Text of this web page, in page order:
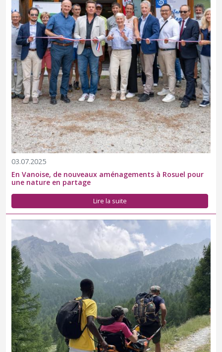
03.07.2025
En Vanoise, de nouveaux aménagements à Rosuel pour
une nature en partage
Lire la suite